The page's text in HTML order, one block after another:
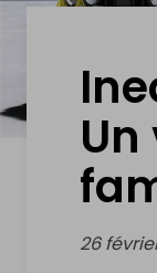
Voitures
Motos
Vélos
Drones
26